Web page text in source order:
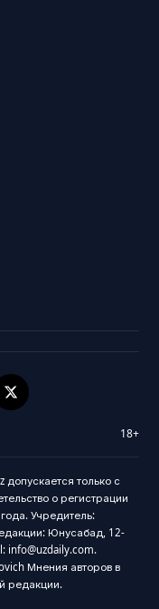
18+
допускается только с
о регистрации
Учредитель:
Юнусабад, 12-
info@uzdaily.com.
Мнения авторов в
редакции.